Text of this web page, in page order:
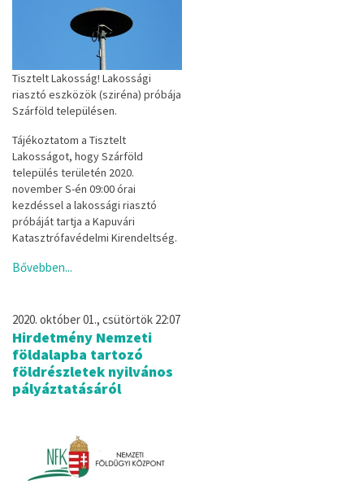
Tisztelt Lakosság! Lakossági
riasztó eszközök (sziréna) próbája
Szárföld településen.
Tájékoztatom a Tisztelt
Lakosságot, hogy Szárföld
település területén 2020.
november S-én 09:00 órai
kezdéssel a lakossági riasztó
próbáját tartja a Kapuvári
Katasztrófavédelmi Kirendeltség.
Bővebben...
2020. október 01., csütörtök 22:07
Hirdetmény Nemzeti
földalapba tartozó
földrészletek nyilvános
pályáztatásáról